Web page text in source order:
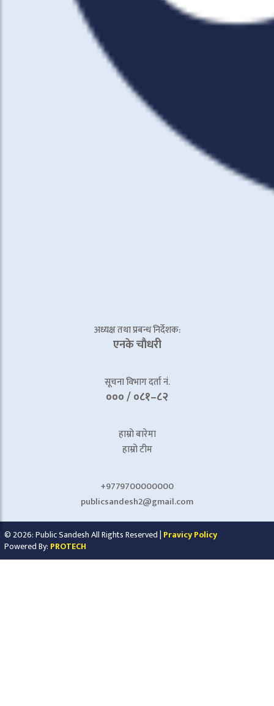
अध्यक्ष तथा प्रबन्ध निर्देशक:
एनके चाैधरी
सूचना विभाग दर्ता नं.
००० / ०८१–८२
हाम्रो बारेमा
हाम्रो टीम
+9779700000000
publicsandesh2@gmail.com
© 2026: Public Sandesh All Rights Reserved | Pravicy Policy
Powered By: PROTECH